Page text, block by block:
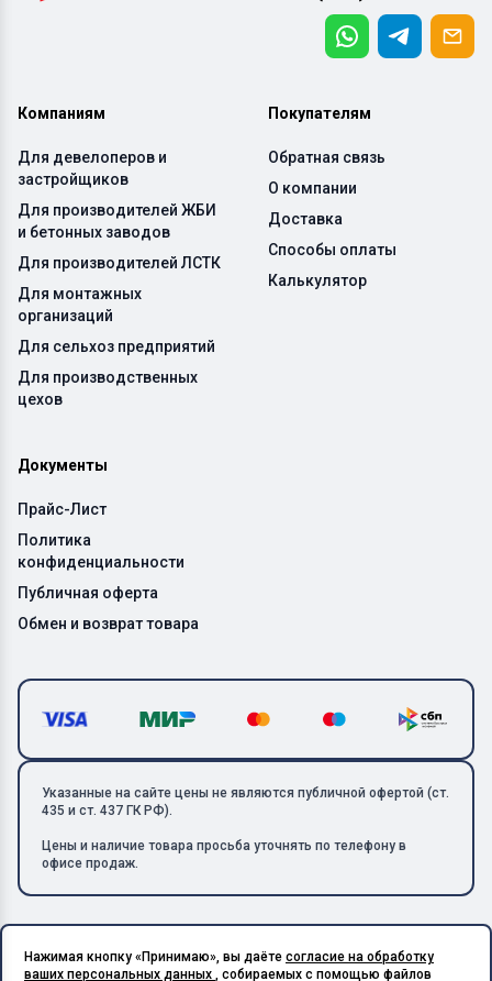
Компаниям
Для девелоперов и
застройщиков
Для производителей ЖБИ
и бетонных заводов
Для производителей ЛСТК
Для монтажных
организаций
Для сельхоз предприятий
Для производственных
цехов
Покупателям
Обратная связь
О компании
Доставка
Способы оплаты
Калькулятор
Документы
Прайс-Лист
Политика
конфиденциальности
Публичная оферта
Обмен и возврат товара
Указанные на сайте цены не являются публичной офертой (ст.
435 и ст. 437 ГК РФ).
Цены и наличие товара просьба уточнять по телефону в
офисе продаж.
Copyright © 2026 ООО «Металлолом-1». Все права защищены.
Нажимая кнопку «Принимаю», вы даёте согласие на обработку
ваших персональных данных , собираемых с помощью файлов